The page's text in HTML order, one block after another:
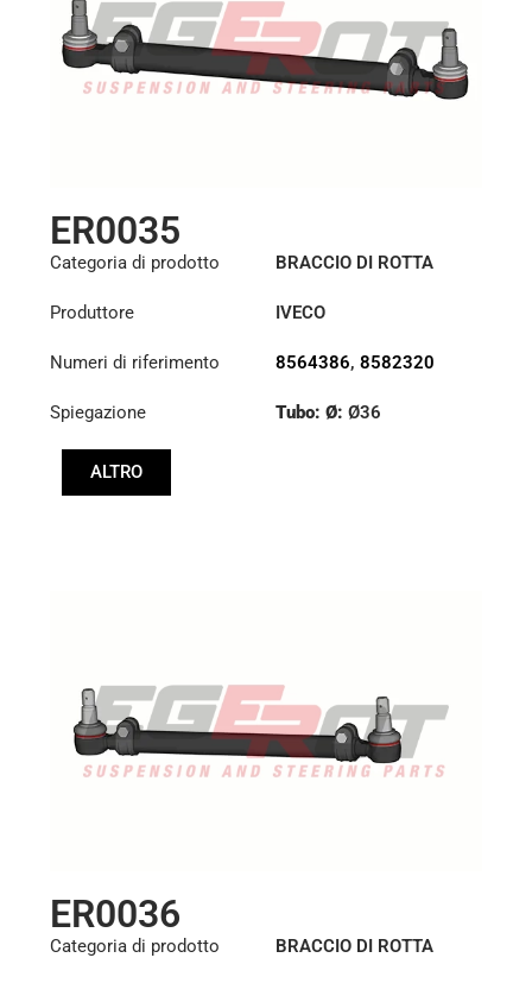
ER0035
Categoria di prodotto BRACCIO DI ROTTA
Produttore IVECO
Numeri di riferimento 8564386,8582320
Spiegazione Tubo: Ø:Ø36
ALTRO
ER0036
Categoria di prodotto BRACCIO DI ROTTA